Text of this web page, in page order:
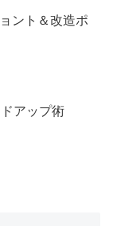
ント＆改造ポ
アップ術